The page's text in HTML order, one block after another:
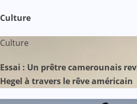
Culture
Culture
Essai : Un prêtre camerounais
Hegel à travers le rêve américain